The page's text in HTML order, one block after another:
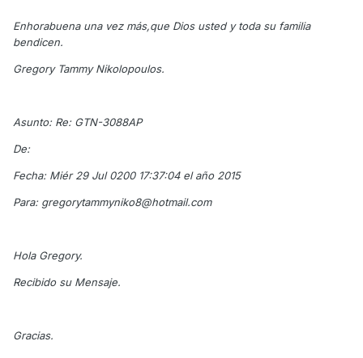
Enhorabuena una vez más,que Dios usted y toda su familia
bendicen.
Gregory Tammy Nikolopoulos.
Asunto: Re: GTN-3088AP
De:
Fecha: Miér 29 Jul 0200 17:37:04 el año 2015
Para: gregorytammyniko8@hotmail.com
Hola Gregory.
Recibido su Mensaje.
Gracias.